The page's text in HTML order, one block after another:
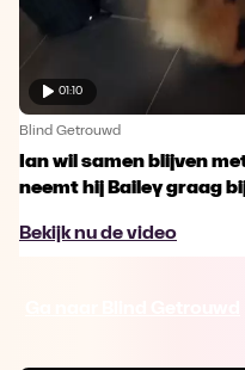
01:10
Blind Getrouwd
Ian wil samen blijven
neemt hij Bailey graag
Bekijk nu de video